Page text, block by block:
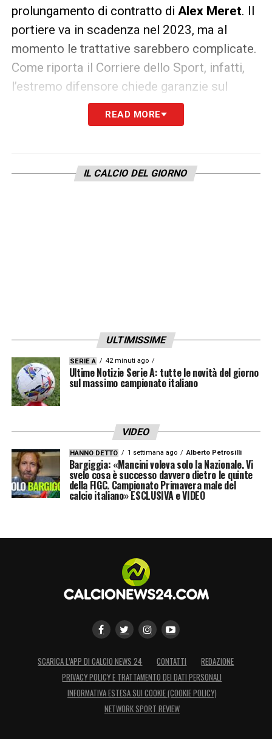
prolungamento di contratto di Alex Meret. Il
portiere va in scadenza nel 2023, ma al
momento le trattative sarebbero complicate.
Come riporta il Corriere dello Sport, infatti,
l’estremo difensore chiede garanzie sul
posto da titolare fisso. Cosa che al momento
gli azzurri non riescono a garantirgli.
Dal canto suo, ilNapoliritieneMeretun
patrimonio da blindare. La situazione, quindi,
READ MORE
IL CALCIO DEL GIORNO
ULTIMISSIME
SERIE A 42 minuti ago
Ultime Notizie Serie A: tutte le novità del giorno
sul massimo campionato italiano
VIDEO
HANNO DETTO 1 settimana ago Alberto Petrosilli
Bargiggia: «Mancini voleva solo la Nazionale. Vi
svelo cosa è successo davvero dietro le quinte
della FIGC. Campionato Primavera male del
calcio italiano» ESCLUSIVA e VIDEO
SCARICA L’APP DI CALCIO NEWS 24 CONTATTI
REDAZIONE
PRIVACY POLICY E TRATTAMENTO DEI DATI PERSONALI
INFORMATIVA ESTESA SUI COOKIE (COOKIE POLICY)
NETWORK SPORT REVIEW